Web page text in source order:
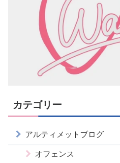
カテゴリー
アルティメットブログ
オフェンス